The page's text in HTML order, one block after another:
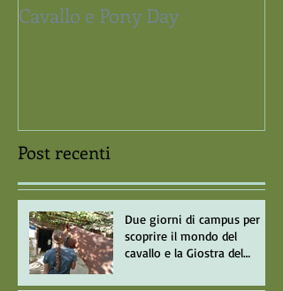
Cavallo e Pony Day
Post recenti
Due giorni di campus per
scoprire il mondo del
cavallo e la Giostra del